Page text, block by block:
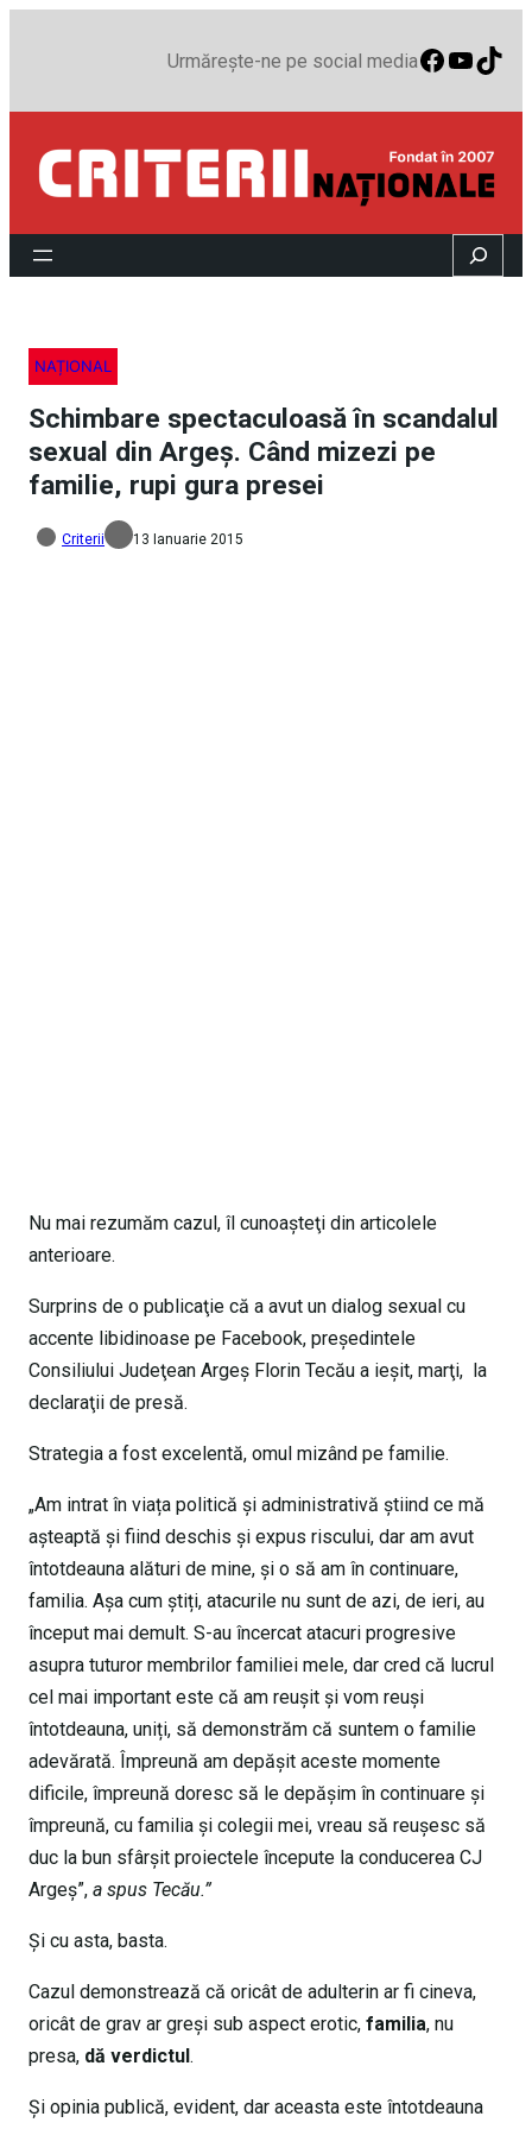
Urmărește-ne pe social media
Search
NAȚIONAL
Schimbare spectaculoasă în scandalul
sexual din Argeş. Când mizezi pe
familie, rupi gura presei
Criterii 13 Ianuarie 2015
Nu mai rezumăm cazul, îl cunoaşteţi din articolele
anterioare.
Surprins de o publicaţie că a avut un dialog sexual cu
accente libidinoase pe Facebook, preşedintele
Consiliului Judeţean Argeş Florin Tecău a ieşit, marţi, la
declaraţii de presă.
Strategia a fost excelentă, omul mizând pe familie.
„Am intrat în viața politică și administrativă știind ce mă
așteaptă și fiind deschis și expus riscului, dar am avut
întotdeauna alături de mine, și o să am în continuare,
familia. Așa cum știți, atacurile nu sunt de azi, de ieri, au
început mai demult. S-au încercat atacuri progresive
asupra tuturor membrilor familiei mele, dar cred că lucrul
cel mai important este că am reușit și vom reuși
întotdeauna, uniți, să demonstrăm că suntem o familie
adevărată. Împreună am depășit aceste momente
dificile, împreună doresc să le depășim în continuare și
împreună, cu familia și colegii mei, vreau să reușesc să
duc la bun sfârșit proiectele începute la conducerea CJ
Argeș”, a spus Tecău.”
Şi cu asta, basta.
Cazul demonstrează că oricât de adulterin ar fi cineva,
oricât de grav ar greşi sub aspect erotic, familia, nu
presa, dă verdictul.
Şi opinia publică, evident, dar aceasta este întotdeauna